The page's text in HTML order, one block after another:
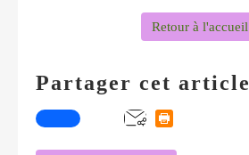
Retour à l'accueil
Partager cet article